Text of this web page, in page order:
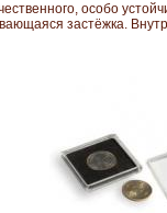
особо
застёжка.